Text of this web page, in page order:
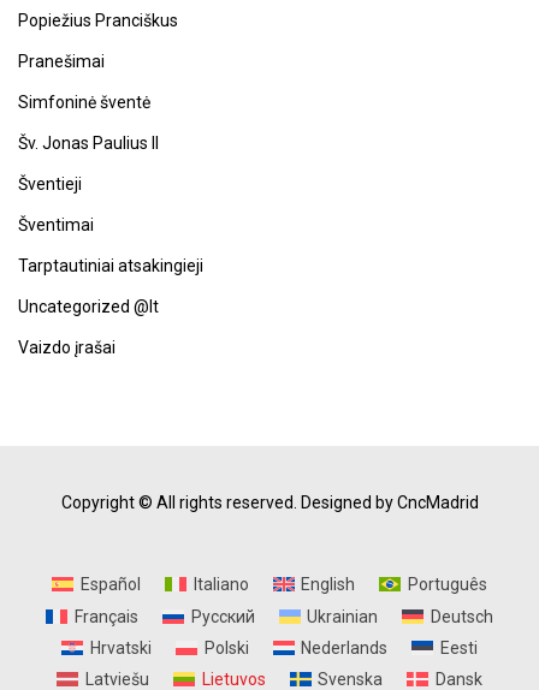
Popiežius Pranciškus
Pranešimai
Simfoninė šventė
Šv. Jonas Paulius II
Šventieji
Šventimai
Tarptautiniai atsakingieji
Uncategorized @lt
Vaizdo įrašai
Copyright © All rights reserved. Designed by CncMadrid
Español Italiano English
Português
Français
Русский Ukrainian
Deutsch
Hrvatski
Polski Nederlands
Eesti
Latviešu
Lietuvos Svenska Dansk